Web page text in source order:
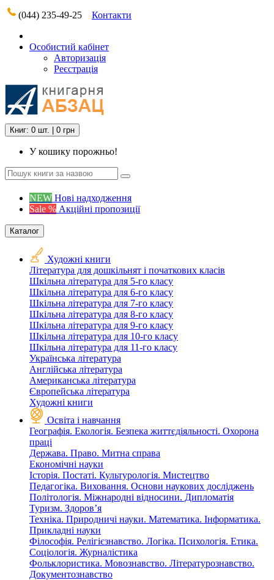
(044) 235-49-25 Контакти
Особистий кабінет
Авторизація
Реєстрація
Книг: 0 шт. | 0 грн
У кошику порожньо!
NEW Нові надходження
Sale % Акційні пропозиції
Каталог
Художні книги
Література для дошкільнят і початкових класів
Шкільна література для 5-го класу
Шкільна література для 6-го класу
Шкільна література для 7-го класу
Шкільна література для 8-го класу
Шкільна література для 9-го класу
Шкільна література для 10-го класу
Шкільна література для 11-го класу
Українська література
Англійська література
Американська література
Європейська література
Художні книги
Освіта і навчання
Географія. Екологія. Безпека життєдіяльності. Охорона
праці
Держава. Право. Митна справа
Економічні науки
Історія. Постаті. Культурологія. Мистецтво
Педагогіка. Виховання. Основи наукових досліджень
Політологія. Міжнародні відносини. Дипломатія
Туризм. Здоров’я
Техніка. Природничі науки. Математика. Інформатика.
Прикладні науки
Філософія. Релігієзнавство. Логіка. Психологія. Етика.
Соціологія. Журналістика
Фольклористика. Мовознавство. Літературознавство.
Документознавство